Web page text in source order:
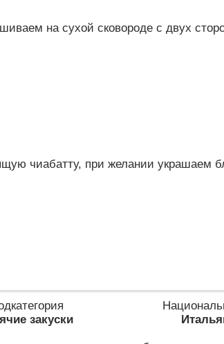
на сухой сковороде с двух
чиабатту, при желании украшаем
закуски